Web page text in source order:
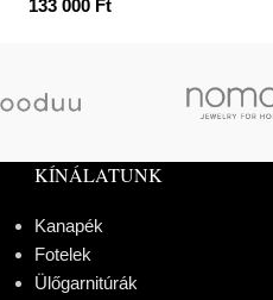
133 000 Ft
KÍNÁLATUNK
Kanapék
Fotelek
Ülőgarnitúrák